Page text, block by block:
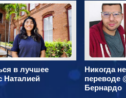
в лучшее
Наталией
Никогда
переводе
Бернардо